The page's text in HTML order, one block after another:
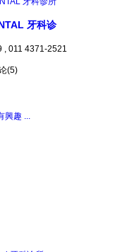
牙科诊
, 011 4371-2521
(5)
興趣 ...